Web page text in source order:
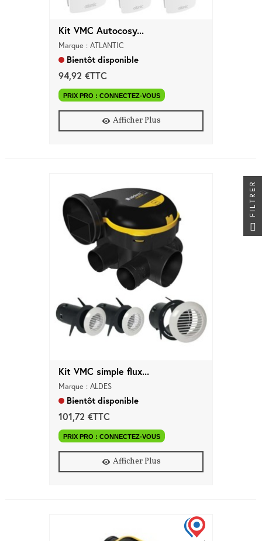
Kit VMC Autocosy...
Marque : ATLANTIC
Bientôt disponible
94,92 €TTC
PRIX PRO : CONNECTEZ-VOUS
Afficher Plus
Kit VMC simple flux...
Marque : ALDES
Bientôt disponible
101,72 €TTC
PRIX PRO : CONNECTEZ-VOUS
Afficher Plus
FILTRER